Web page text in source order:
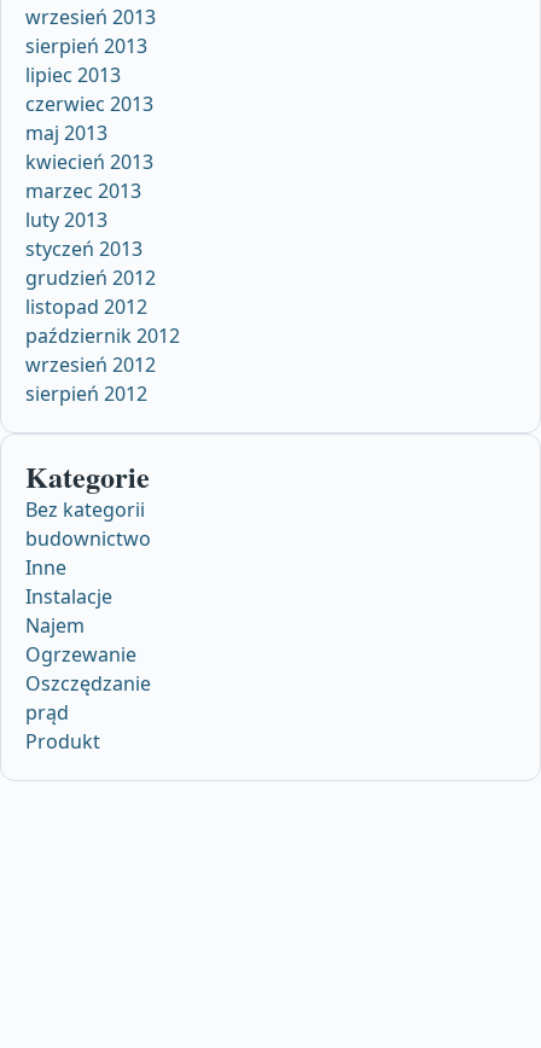
wrzesień 2013
sierpień 2013
lipiec 2013
czerwiec 2013
maj 2013
kwiecień 2013
marzec 2013
luty 2013
styczeń 2013
grudzień 2012
listopad 2012
październik 2012
wrzesień 2012
sierpień 2012
Kategorie
Bez kategorii
budownictwo
Inne
Instalacje
Najem
Ogrzewanie
Oszczędzanie
prąd
Produkt